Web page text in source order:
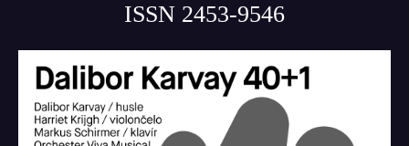
ISSN 2453-9546